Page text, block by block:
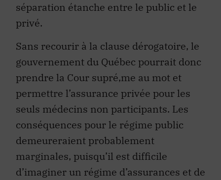
séparation étanche entre le public et le
privé.
Sans recourir à la clause dérogatoire, le
gouvernement du Québec pourrait donc
prendre la Cour supré‚me au mot et
permettre l’assurance privée pour les
seuls médecins non participants. Les
conséquences pour le régime public
demeureraient probablement
marginales, puisqu’il est difficile
d’imaginer un régime d’assurances et de